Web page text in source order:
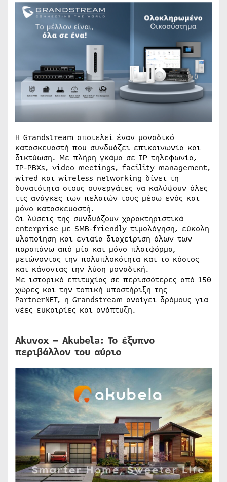
Η Grandstream αποτελεί έναν μοναδικό
κατασκευαστή που συνδυάζει επικοινωνία και
δικτύωση. Με πλήρη γκάμα σε IP τηλεφωνία,
IP-PBXs, video meetings, facility management,
wired και wireless networking δίνει τη
δυνατότητα στους συνεργάτες να καλύψουν όλες
τις ανάγκες των πελατών τους μέσω ενός και
μόνο κατασκευαστή.
Οι λύσεις της συνδυάζουν χαρακτηριστικά
enterprise με SMB-friendly τιμολόγηση, εύκολη
υλοποίηση και ενιαία διαχείριση όλων των
παραπάνω από μία και μόνο πλατφόρμα,
μειώνοντας την πολυπλοκότητα και το κόστος
και κάνοντας την λύση μοναδική.
Με ιστορικό επιτυχίας σε περισσότερες από 150
χώρες και την τοπική υποστήριξη της
PartnerNET, η Grandstream ανοίγει δρόμους για
νέες ευκαιρίες και ανάπτυξη.
Akuvox – Akubela: Το έξυπνο
περιβάλλον του αύριο